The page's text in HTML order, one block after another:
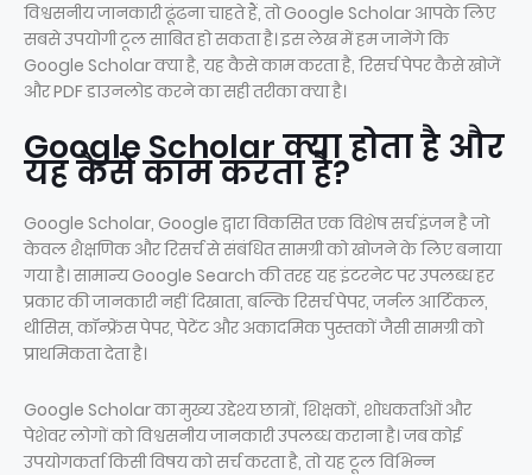
विश्वसनीय जानकारी ढूंढना चाहते हैं, तो Google Scholar आपके लिए
सबसे उपयोगी टूल साबित हो सकता है। इस लेख में हम जानेंगे कि
Google Scholar क्या है, यह कैसे काम करता है, रिसर्च पेपर कैसे खोजें
और PDF डाउनलोड करने का सही तरीका क्या है।
Google Scholar क्या होता है और
यह कैसे काम करता है?
Google Scholar, Google द्वारा विकसित एक विशेष सर्च इंजन है जो
केवल शैक्षणिक और रिसर्च से संबंधित सामग्री को खोजने के लिए बनाया
गया है। सामान्य Google Search की तरह यह इंटरनेट पर उपलब्ध हर
प्रकार की जानकारी नहीं दिखाता, बल्कि रिसर्च पेपर, जर्नल आर्टिकल,
थीसिस, कॉन्फ्रेंस पेपर, पेटेंट और अकादमिक पुस्तकों जैसी सामग्री को
प्राथमिकता देता है।
Google Scholar का मुख्य उद्देश्य छात्रों, शिक्षकों, शोधकर्ताओं और
पेशेवर लोगों को विश्वसनीय जानकारी उपलब्ध कराना है। जब कोई
उपयोगकर्ता किसी विषय को सर्च करता है, तो यह टूल विभिन्न